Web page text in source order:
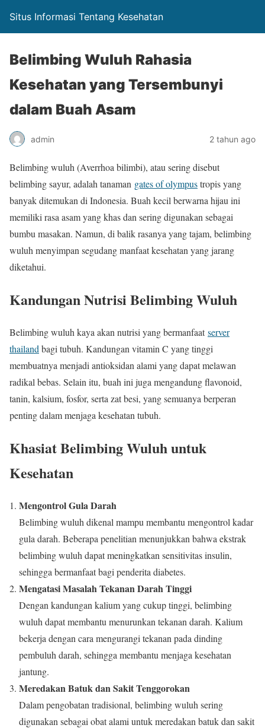
Situs Informasi Tentang Kesehatan
Belimbing Wuluh Rahasia
Kesehatan yang Tersembunyi
dalam Buah Asam
admin 2 tahun ago
Belimbing wuluh (Averrhoa bilimbi), atau sering disebut
belimbing sayur, adalah tanaman gates of olympustropis yang
banyak ditemukan di Indonesia. Buah kecil berwarna hijau ini
memiliki rasa asam yang khas dan sering digunakan sebagai
bumbu masakan. Namun, di balik rasanya yang tajam, belimbing
wuluh menyimpan segudang manfaat kesehatan yang jarang
diketahui.
Kandungan Nutrisi Belimbing Wuluh
Belimbing wuluh kaya akan nutrisi yang bermanfaatserver
thailand bagi tubuh. Kandungan vitamin C yang tinggi
membuatnya menjadi antioksidan alami yang dapat melawan
radikal bebas. Selain itu, buah ini juga mengandung flavonoid,
tanin, kalsium, fosfor, serta zat besi, yang semuanya berperan
penting dalam menjaga kesehatan tubuh.
Khasiat Belimbing Wuluh untuk
Kesehatan
Mengontrol Gula Darah
Belimbing wuluh dikenal mampu membantu mengontrol kadar
gula darah. Beberapa penelitian menunjukkan bahwa ekstrak
belimbing wuluh dapat meningkatkan sensitivitas insulin,
sehingga bermanfaat bagi penderita diabetes.
Mengatasi Masalah Tekanan Darah Tinggi
Dengan kandungan kalium yang cukup tinggi, belimbing
wuluh dapat membantu menurunkan tekanan darah. Kalium
bekerja dengan cara mengurangi tekanan pada dinding
pembuluh darah, sehingga membantu menjaga kesehatan
jantung.
Meredakan Batuk dan Sakit Tenggorokan
Dalam pengobatan tradisional, belimbing wuluh sering
digunakan sebagai obat alami untuk meredakan batuk dan sakit